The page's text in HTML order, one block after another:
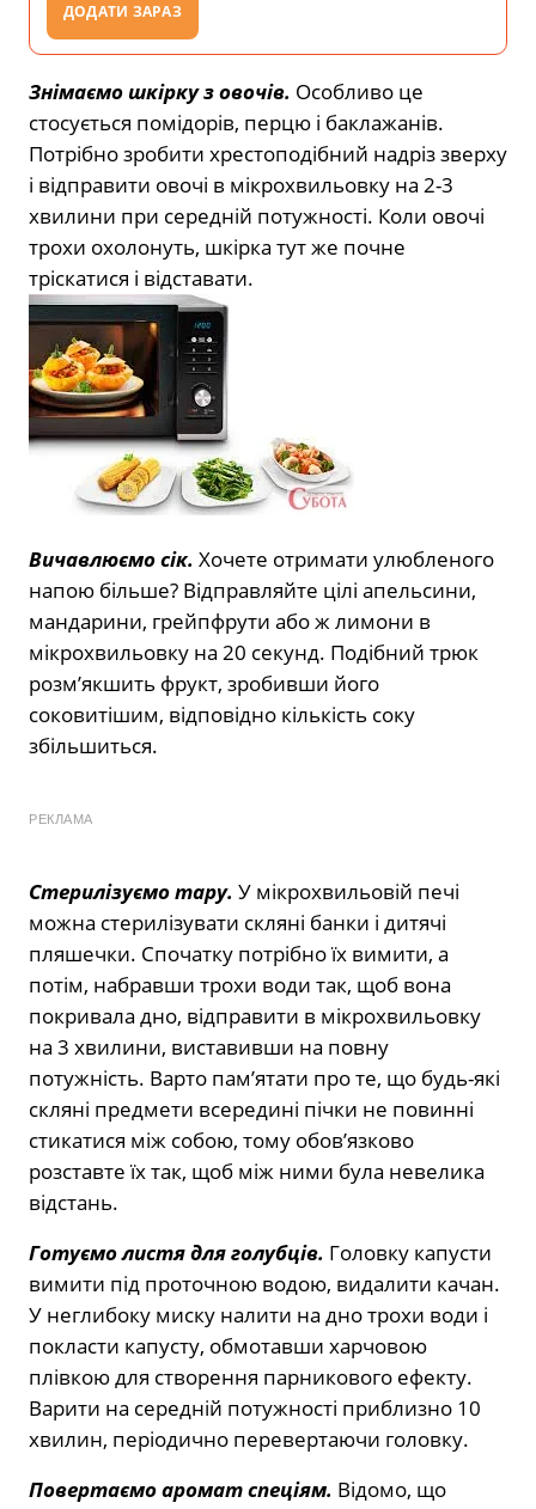
ДОДАТИ ЗАРАЗ
Знімаємо шкірку з овочів. Особливо це
стосується помідорів, перцю і баклажанів.
Потрібно зробити хрестоподібний надріз зверху
і відправити овочі в мікрохвильовку на 2-3
хвилини при середній потужності. Коли овочі
трохи охолонуть, шкірка тут же почне
тріскатися і відставати.
Вичавлюємо сік. Хочете отримати улюбленого
напою більше? Відправляйте цілі апельсини,
мандарини, грейпфрути або ж лимони в
мікрохвильовку на 20 секунд. Подібний трюк
розм’якшить фрукт, зробивши його
соковитішим, відповідно кількість соку
збільшиться.
РЕКЛАМА
Стерилізуємо тару. У мікрохвильовій печі
можна стерилізувати скляні банки і дитячі
пляшечки. Спочатку потрібно їх вимити, а
потім, набравши трохи води так, щоб вона
покривала дно, відправити в мікрохвильовку
на 3 хвилини, виставивши на повну
потужність. Варто пам’ятати про те, що будь-які
скляні предмети всередині пічки не повинні
стикатися між собою, тому обов’язково
розставте їх так, щоб між ними була невелика
відстань.
Готуємо листя для голубців. Головку капусти
вимити під проточною водою, видалити качан.
У неглибоку миску налити на дно трохи води і
покласти капусту, обмотавши харчовою
плівкою для створення парникового ефекту.
Варити на середній потужності приблизно 10
хвилин, періодично перевертаючи головку.
Повертаємо аромат спеціям. Відомо, що